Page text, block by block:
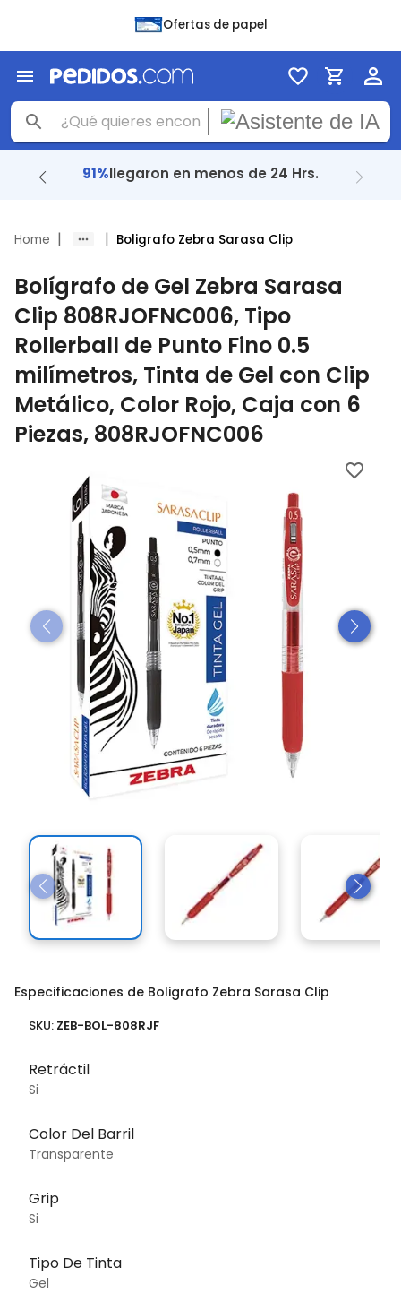
Ofertas de papel
91%llegaron en menos de 24 Hrs.
Home | | Boligrafo Zebra Sarasa Clip
Bolígrafo de Gel Zebra Sarasa
Clip 808RJOFNC006, Tipo
Rollerball de Punto Fino 0.5
milímetros, Tinta de Gel con Clip
Metálico, Color Rojo, Caja con 6
Piezas, 808RJOFNC006
Especificaciones de Boligrafo Zebra Sarasa Clip
SKU: ZEB-BOL-808RJF
Retráctil
Si
Color Del Barril
Transparente
Grip
Si
Tipo De Tinta
Gel